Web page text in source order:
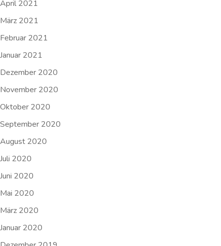
April 2021
März 2021
Februar 2021
Januar 2021
Dezember 2020
November 2020
Oktober 2020
September 2020
August 2020
Juli 2020
Juni 2020
Mai 2020
März 2020
Januar 2020